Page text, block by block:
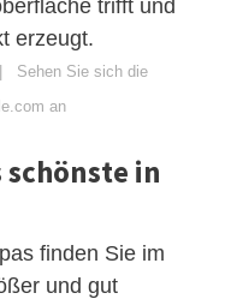
trifft und
erzeugt.
Sehen Sie sich die
an
schönste in
finden Sie im
und gut